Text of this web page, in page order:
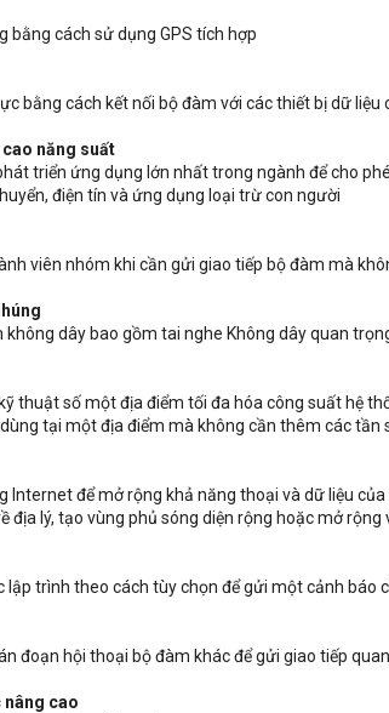
bằng cách sử dụng GPS tích hợp
bằng cách kết nối bộ đàm với các thiết bị dữ
năng suất
triển ứng dụng lớn nhất trong ngành để cho
điện tín và ứng dụng loại trừ con người
viên nhóm khi cần gửi giao tiếp bộ đàm mà
không dây bao gồm tai nghe Không dây quan
thuật số một địa điểm tối đa hóa công suất hệ
tại một địa điểm mà không cần thêm các tần
Internet để mở rộng khả năng thoại và dữ liệu
địa lý, tạo vùng phủ sóng diện rộng hoặc mở
lập trình theo cách tùy chọn để gửi một cảnh
đoạn hội thoại bộ đàm khác để gửi giao tiếp
nâng cao